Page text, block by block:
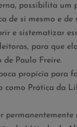
possibilita um
de si mesmo e
e sistematizar
para que
Paulo Freire.
propícia para
como Prática da